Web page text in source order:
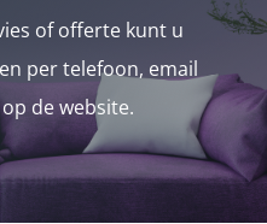
of offerte kunt u
per telefoon, email
de website.